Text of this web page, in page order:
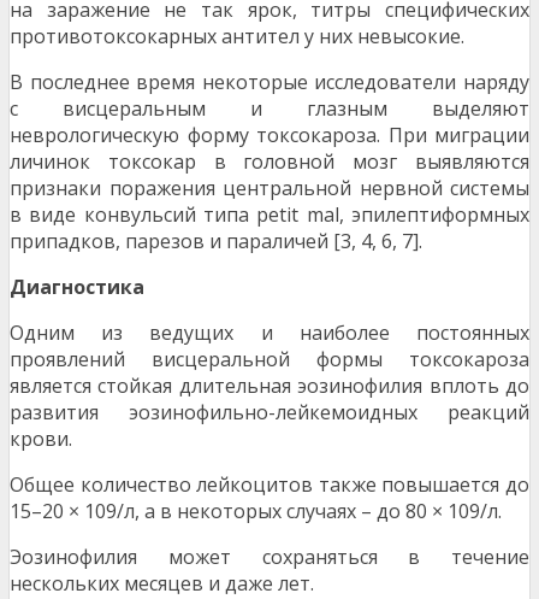
на заражение не так ярок, титры специфических
противотоксокарных антител у них невысокие.
В последнее время некоторые исследователи наряду
с висцеральным и глазным выделяют
неврологическую форму токсокароза. При миграции
личинок токсокар в головной мозг выявляются
признаки поражения центральной нервной системы
в виде конвульсий типа petit mal, эпилептиформных
припадков, парезов и параличей [3, 4, 6, 7].
Диагностика
Одним из ведущих и наиболее постоянных
проявлений висцеральной формы токсокароза
является стойкая длительная эозинофилия вплоть до
развития эозинофильно-лейкемоидных реакций
крови.
Общее количество лейкоцитов также повышается до
15–20 × 109/л, а в некоторых случаях – до 80 × 109/л.
Эозинофилия может сохраняться в течение
нескольких месяцев и даже лет.